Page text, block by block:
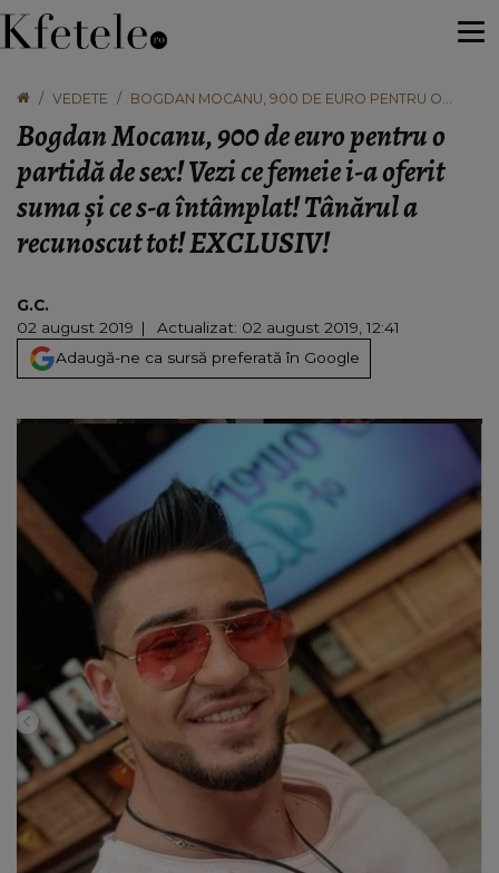
VEDETE
BOGDAN MOCANU, 900 DE EURO PENTRU O
ŞI CE S-A ÎNTÂMPLAT! TÂNĂRUL A RECUNOSCUT
TOT! EXCLUSIV!
Bogdan Mocanu, 900 de euro pentru o
partidă de sex! Vezi ce femeie i-a oferit
suma şi ce s-a întâmplat! Tânărul a
recunoscut tot! EXCLUSIV!
G.C.
02 august 2019
Actualizat: 02 august 2019, 12:41
Adaugă-ne ca sursă preferată în Google